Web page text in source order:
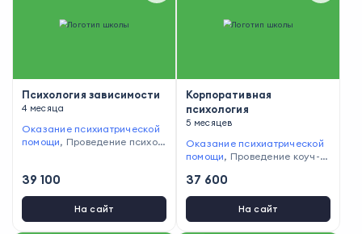
сультаций
Психология зависимости
4 месяца
Оказание психиатрической
помощи, Проведение психод
ств , Проведение психологич
39 100
На сайт
Корпоративная
психология
5 месяцев
Оказание психиатрической
помощи, Проведение коуч-с
агностики
ности работы персонала,По
дбор персонала
37 600
На сайт